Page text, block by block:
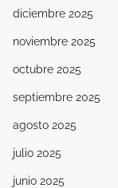
diciembre 2025
noviembre 2025
octubre 2025
septiembre 2025
agosto 2025
julio 2025
junio 2025